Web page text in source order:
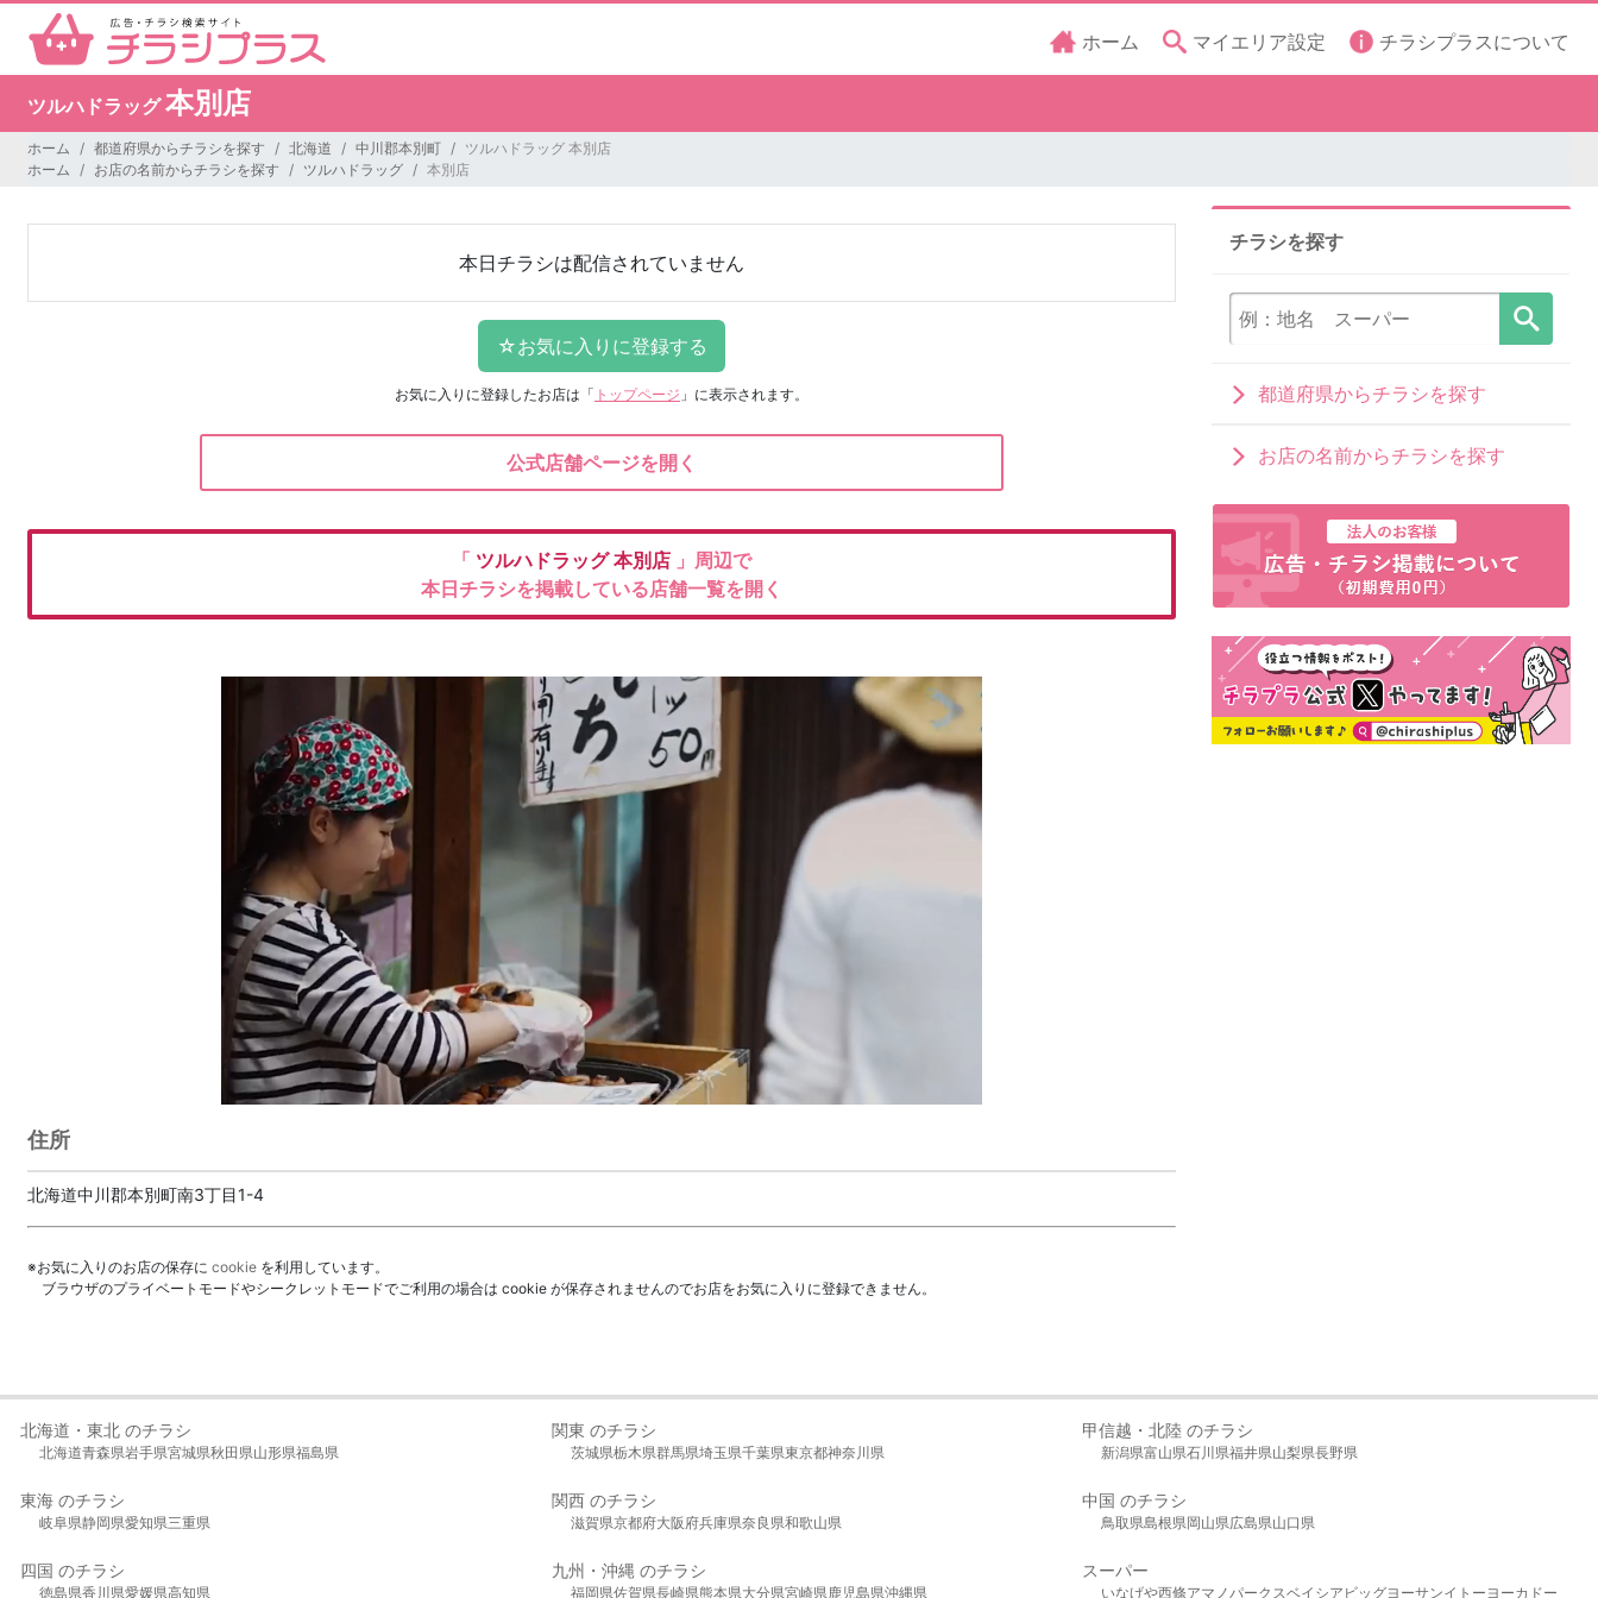
ホーム マイエリア設定 チラシプラスについて
ツルハドラッグ本別店
ホーム 都道府県からチラシを探す 北海道 中川郡本別町
ツルハドラッグ 本別店
ホーム
お店の名前からチラシを探す ツルハドラッグ 本別店
本日チラシは配信されていません
お気に入りに登録したお店は 「 トップページ 」に表示されます。
公式店舗ページを開く
「 ツルハドラッグ本別店 」周辺で
本日チラシを掲載している店舗一覧を開く
住所
北海道中川郡本別町南3丁目1-4
※お気に入りのお店の保存に cookie を利用しています。
ブラウザのプライベートモードやシークレットモードでご利用の場合は cookie が保存されませんのでお店をお気に入りに登録できません。
チラシを探す
都道府県からチラシを探す
お店の名前からチラシを探す
北海道・東北 のチラシ
北海道青森県岩手県宮城県秋田県山形県福島県
関東 のチラシ
茨城県栃木県群馬県埼玉県千葉県東京都神奈川県
甲信越・北陸 のチラシ
新潟県富山県石川県福井県山梨県長野県
東海 のチラシ
岐阜県静岡県愛知県三重県
関西 のチラシ
滋賀県京都府大阪府兵庫県奈良県和歌山県
中国 のチラシ
鳥取県島根県岡山県広島県山口県
四国 のチラシ
徳島県香川県愛媛県高知県
九州・沖縄 のチラシ
福岡県佐賀県長崎県熊本県大分県宮崎県鹿児島県沖縄県
スーパー
いなげや西條アマノパークスベイシア ビッグヨーサンイトーヨーカドー